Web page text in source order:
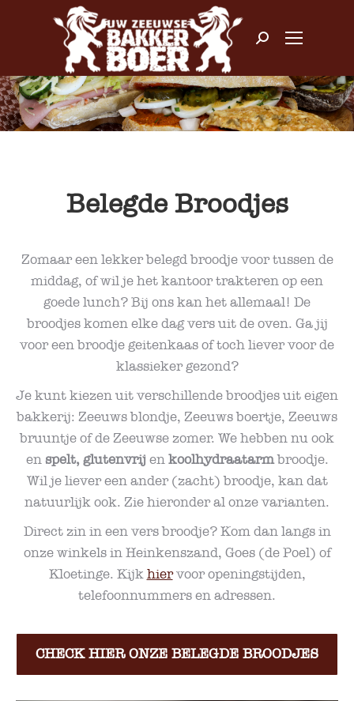
Zoeken:
Belegde Broodjes
Zomaar een lekker belegd broodje voor tussen de
middag, of wil je het kantoor trakteren op een
goede lunch? Bij ons kan het allemaal! De
broodjes komen elke dag vers uit de oven. Ga jij
voor een broodje geitenkaas of toch liever voor de
klassieker gezond?
Je kunt kiezen uit verschillende broodjes uit eigen
bakkerij: Zeeuws blondje, Zeeuws boertje, Zeeuws
bruuntje of de Zeeuwse zomer. We hebben nu ook
en spelt, glutenvrijen koolhydraatarmbroodje.
Wil je liever een ander (zacht) broodje, kan dat
natuurlijk ook. Zie hieronder al onze varianten.
Direct zin in een vers broodje? Kom dan langs in
onze winkels in Heinkenszand, Goes (de Poel) of
Kloetinge. Kijk hiervoor openingstijden,
telefoonnummers en adressen.
CHECK HIER ONZE BELEGDE BROODJES